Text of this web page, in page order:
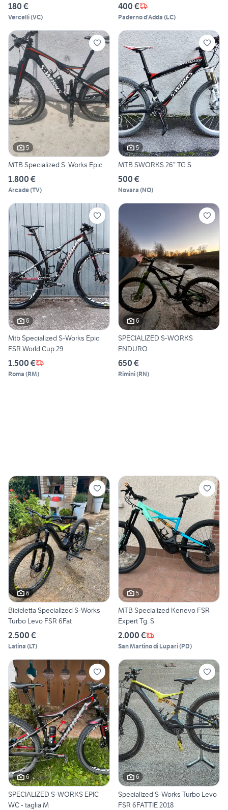
180 €
Vercelli(VC)
400 €
Paderno d'Adda (LC)
5
MTB Specialized S. Works Epic
1.800 €
Arcade(TV)
5
MTB SWORKS 26” TG S
500 €
Novara (NO)
6
Mtb Specialized S-Works Epic
FSR World Cup 29
1.500 €
Roma (RM)
6
SPECIALIZED S-WORKS
ENDURO
650 €
Rimini(RN)
6
Bicicletta Specialized S-Works
Turbo Levo FSR 6Fat
2.500 €
Latina (LT)
5
MTB Specialized Kenevo FSR
Expert Tg. S
2.000 €
San Martino di Lupari(PD)
6
SPECIALIZED S-WORKS EPIC
WC - taglia M
6
Specialized S-Works Turbo Levo
FSR 6FATTIE 2018